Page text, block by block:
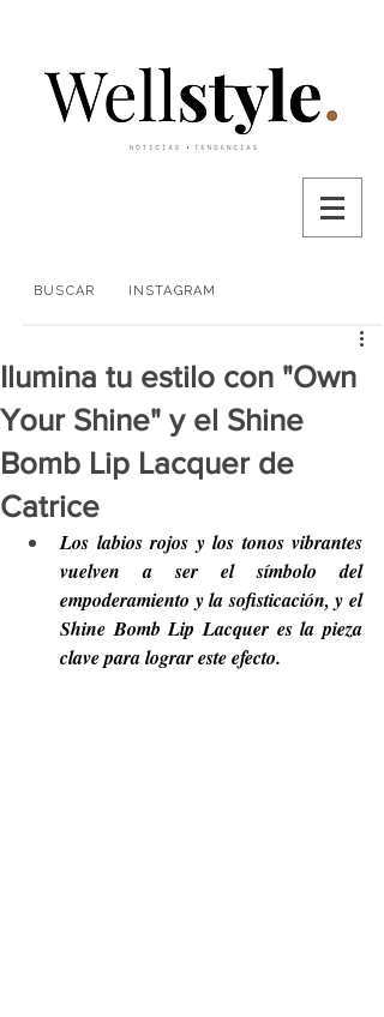
BUSCAR INSTAGRAM
Ilumina tu estilo con "Own
Your Shine" y el Shine
Bomb Lip Lacquer de
Catrice
Los labios rojos y los tonos vibrantes
vuelven a ser el símbolo del
empoderamiento y la sofisticación, y el
Shine Bomb Lip Lacquer es la pieza
clave para lograr este efecto.